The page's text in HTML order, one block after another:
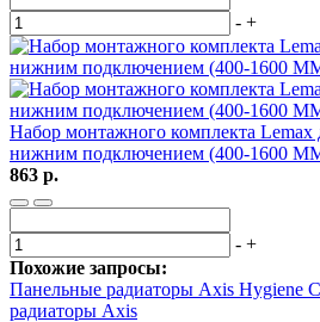
- +
Набор монтажного комплекта Lemax
нижним подключением (400-1600
863 р.
- +
Похожие запросы:
Панельные радиаторы Axis Hygiene
радиаторы Axis